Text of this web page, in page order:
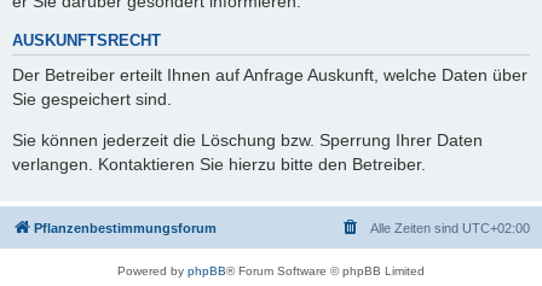
AUSKUNFTSRECHT
Der Betreiber erteilt Ihnen auf Anfrage Auskunft, welche Daten über
Sie gespeichert sind.
Sie können jederzeit die Löschung bzw. Sperrung Ihrer Daten
verlangen. Kontaktieren Sie hierzu bitte den Betreiber.
Pflanzenbestimmungsforum Alle Zeiten sind UTC+02:00
Powered by phpBB® Forum Software © phpBB Limited